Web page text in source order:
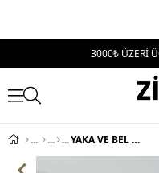
3000₺ ÜZERİ
YAKA VE BEL KEMERLİ ŞERİT DETAY TEDDY MONT KREM